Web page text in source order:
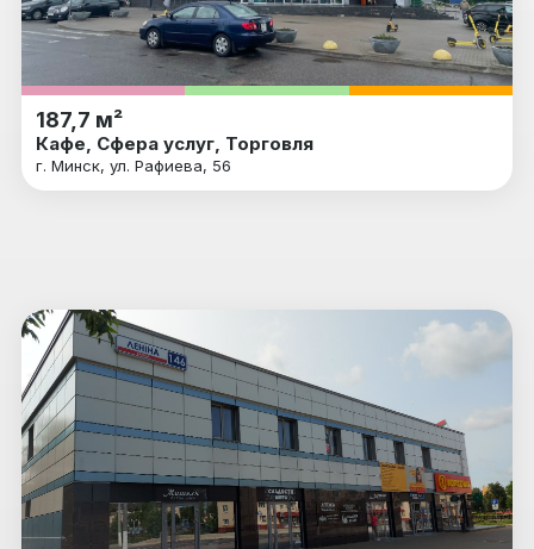
187,7 м²
Кафе, Сфера услуг, Торговля
г. Минск, ул. Рафиева, 56